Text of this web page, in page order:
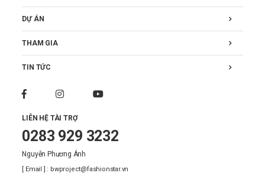
DỰ ÁN
THAM GIA
TIN TỨC
LIÊN HỆ TÀI TRỢ
0283 929 3232
Nguyễn Phương Ánh
[ Email ] : bwproject@fashionstar.vn